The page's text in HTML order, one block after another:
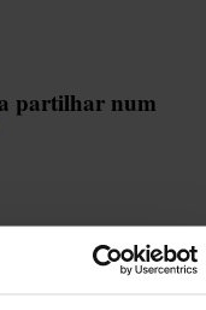
partilhar num
Baraconchegante